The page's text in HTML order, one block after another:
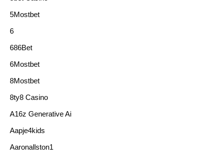
5Mostbet
6
686Bet
6Mostbet
8Mostbet
8ty8 Casino
A16z Generative Ai
Aapje4kids
Aaronallston1